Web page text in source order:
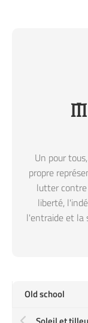
Un pour
propre
lutter contre
liberté,
l'entraide et la
Old school